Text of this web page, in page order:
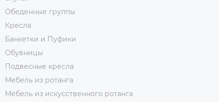
Обеденные группы
Кресла
Банкетки и Пуфики
Обувницы
Подвесные кресла
Мебель из ротанга
Мебель из искусственного ротанга